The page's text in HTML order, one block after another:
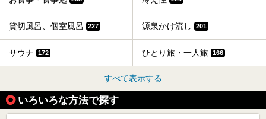
貸切風呂、個室風呂 227 源泉かけ流し 201
サウナ 172 ひとり旅・一人旅 166
すべて表示する
いろいろな方法で探す